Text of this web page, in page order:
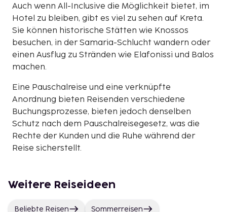
Auch wenn All-Inclusive die Möglichkeit bietet, im
Hotel zu bleiben, gibt es viel zu sehen auf Kreta.
Sie können historische Stätten wie Knossos
besuchen, in der Samaria-Schlucht wandern oder
einen Ausflug zu Stränden wie Elafonissi und Balos
machen.
Eine Pauschalreise und eine verknüpfte
Anordnung bieten Reisenden verschiedene
Buchungsprozesse, bieten jedoch denselben
Schutz nach dem Pauschalreisegesetz, was die
Rechte der Kunden und die Ruhe während der
Reise sicherstellt.
Weitere Reiseideen
Beliebte Reisen Sommerreisen